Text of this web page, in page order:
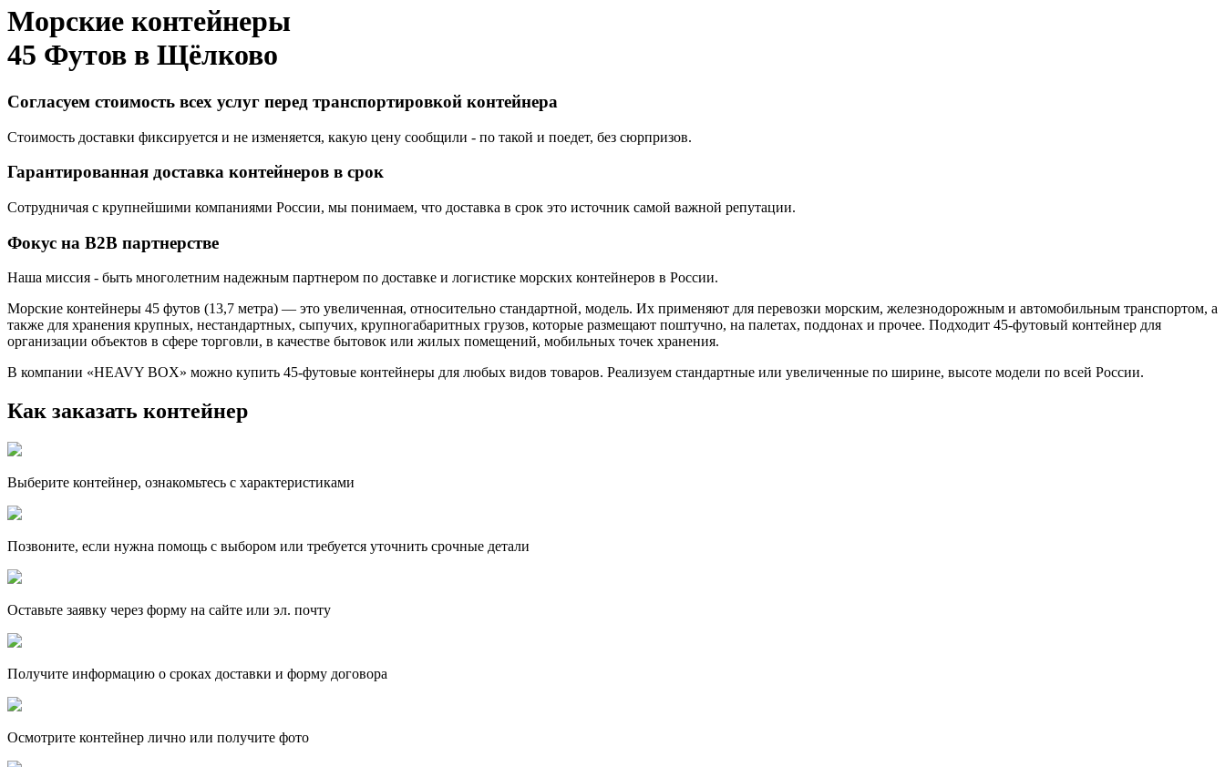
Морские контейнеры
45 Футов в Щёлково
Согласуем стоимость всех услуг перед транспортировкой контейнера
Стоимость доставки фиксируется и не изменяется, какую цену сообщили - по такой и поедет, без сюрпризов.
Гарантированная доставка контейнеров в срок
Сотрудничая с крупнейшими компаниями России, мы понимаем, что доставка в срок это источник самой важной репутации.
Фокус на B2B партнерстве
Наша миссия - быть многолетним надежным партнером по доставке и логистике морских контейнеров в России.
Морские контейнеры 45 футов (13,7 метра) — это увеличенная, относительно стандартной, модель. Их применяют для перевозки морским, железнодорожным и автомобильным транспортом, а
также для хранения крупных, нестандартных, сыпучих, крупногабаритных грузов, которые размещают поштучно, на палетах, поддонах и прочее. Подходит 45-футовый контейнер для
организации объектов в сфере торговли, в качестве бытовок или жилых помещений, мобильных точек хранения.
В компании «HEAVY BOX» можно купить 45-футовые контейнеры для любых видов товаров. Реализуем стандартные или увеличенные по ширине, высоте модели по всей России.
Как заказать контейнер
Выберите контейнер, ознакомьтесь с характеристиками
Позвоните, если нужна помощь с выбором или требуется уточнить срочные детали
Оставьте заявку через форму на сайте или эл. почту
Получите информацию о сроках доставки и форму договора
Осмотрите контейнер лично или получите фото